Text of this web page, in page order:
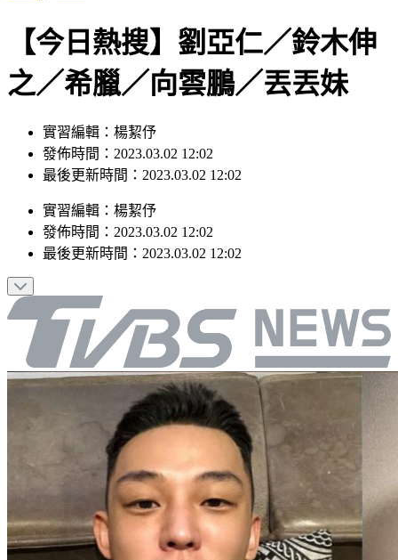
【今日熱搜】劉亞仁／鈴木伸
之／希臘／向雲鵬／丟丟妹
實習編輯：楊絜伃
發佈時間：2023.03.02 12:02
實習編輯 ： 楊絜伃
發佈時間：2023.03.02 12:02